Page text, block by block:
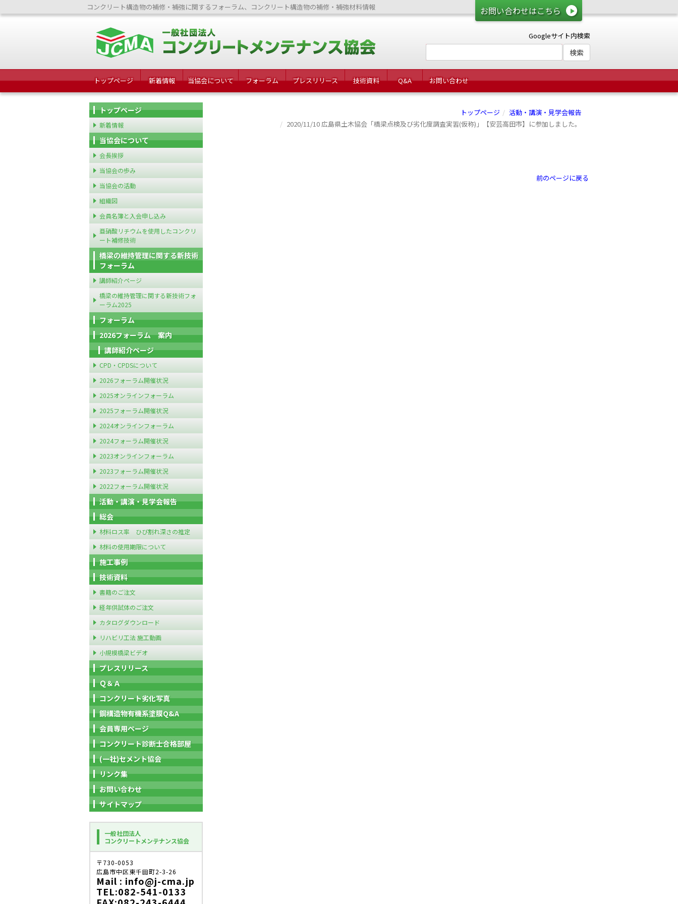
お問い合わせはこちら
コンクリート構造物の補修・補強に関するフォーラム、コンクリート構造物の補修・補強材料情報
Googleサイト内検索
トップページ 新着情報 当協会について フォーラム プレスリリース 技術資料 Q&A お問い合わせ
トップページ
活動・講演・見学会報告
2020/11/10 広島県土木協会「橋梁点検及び劣化度調査実習(仮称)」【安芸高田市】に参加しました。
前のページに戻る
トップページ
新着情報
当協会について
会長挨拶
当協会の歩み
当協会の活動
組織図
会員名簿と入会申し込み
亜硝酸リチウムを使用したコンクリ
ート補修技術
橋梁の維持管理に関する新技術
フォーラム
講師紹介ページ
橋梁の維持管理に関する新技術フォ
ーラム2025
フォーラム
2026フォーラム 案内
講師紹介ページ
CPD・CPDSについて
2026フォーラム開催状況
2025オンラインフォーラム
2025フォーラム開催状況
2024オンラインフォーラム
2024フォーラム開催状況
2023オンラインフォーラム
2023フォーラム開催状況
2022フォーラム開催状況
活動・講演・見学会報告
総会
材料ロス率 ひび割れ深さの推定
材料の使用期限について
施工事例
技術資料
書籍のご注文
経年供試体のご注文
カタログダウンロード
リハビリ工法 施工動画
小規模橋梁ビデオ
プレスリリース
Ｑ＆Ａ
コンクリート劣化写真
鋼構造物有機系塗膜Q&A
会員専用ページ
コンクリート診断士合格部屋
(一社)セメント協会
リンク集
お問い合わせ
サイトマップ
一般社団法人
コンクリートメンテナンス協会
〒730-0053
広島市中区東千田町2-3-26
Mail : info@j-cma.jp
TEL:082-541-0133